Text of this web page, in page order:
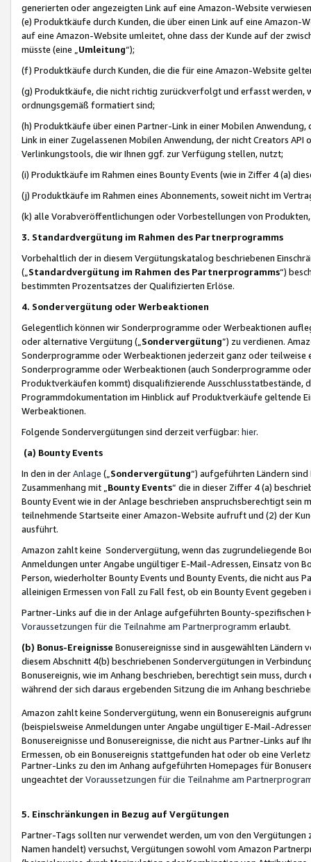
generierten oder angezeigten Link auf eine Amazon-Website
(e) Produktkäufe durch Kunden, die über einen Link auf eine
auf eine Amazon-Website umleitet, ohne dass der Kunde auf der
müsste (eine „ Umleitung“);
(f) Produktkäufe durch Kunden, die die für eine Amazon-Website
(g) Produktkäufe, die nicht richtig zurückverfolgt und erfasst werden,
ordnungsgemäß formatiert sind;
(h) Produktkäufe über einen Partner-Link in einer Mobilen
Link in einer Zugelassenen Mobilen Anwendung, der nicht Creators
Verlinkungstools, die wir Ihnen ggf. zur Verfügung stellen, nutzt;
(i) Produktkäufe im Rahmen eines Bounty Events (wie in Ziffer 4 (a)
(j) Produktkäufe im Rahmen eines Abonnements, soweit nicht im
(k) alle Vorabveröffentlichungen oder Vorbestellungen von
3. Standardvergütung im Rahmen des Partnerprogramms
Vorbehaltlich der in diesem Vergütungskatalog beschriebenen
(„ Standardvergütung im Rahmen des Partnerprogramms“)
bestimmten Prozentsatzes der Qualifizierten Erlöse.
4. Sondervergütung oder Werbeaktionen
Gelegentlich können wir Sonderprogramme oder Werbeaktionen
oder alternative Vergütung („ Sondervergütung”) zu verdienen.
Sonderprogramme oder Werbeaktionen jederzeit ganz oder
Sonderprogramme oder Werbeaktionen (auch Sonderprogramme
Produktverkäufen kommt) disqualifizierende Ausschlusstatbestände,
Programmdokumentation im Hinblick auf Produktverkäufe geltende
Werbeaktionen.
Folgende Sondervergütungen sind derzeit verfügbar: hier.
(a) Bounty Events
In den in derAnlage („ Sondervergütung“) aufgeführten Ländern
Zusammenhang mit „ Bounty Events“ die in dieser Ziffer 4 (a)
Bounty Event wie in der Anlage beschrieben anspruchsberechtigt sein
teilnehmende Startseite einer Amazon-Website aufruft und (2) der
ausführt.
Amazon zahlt keine Sondervergütung, wenn das zugrundeliegende
Anmeldungen unter Angabe ungültiger E-Mail-Adressen, Einsatz von
Person, wiederholter Bounty Events und Bounty Events, die nicht
alleinigen Ermessen von Fall zu Fall fest, ob ein Bounty Event
Partner-Links auf die in der Anlage aufgeführten Bounty-spezifischen
Voraussetzungen für die Teilnahme am Partnerprogramm erlaubt.
(b) Bonus-Ereignisse Bonusereignisse sind in ausgewählten Ländern
diesem Abschnitt 4(b) beschriebenen Sondervergütungen in
Bonusereignis, wie im Anhang beschrieben, berechtigt sein muss,
während der sich daraus ergebenden Sitzung die im Anhang
Amazon zahlt keine Sondervergütung, wenn ein Bonusereignis
(beispielsweise Anmeldungen unter Angabe ungültiger E-Mail-
Bonusereignisse und Bonusereignisse, die nicht aus Partner-Links auf
Ermessen, ob ein Bonusereignis stattgefunden hat oder ob eine
Partner-Links zu den im Anhang aufgeführten Homepages für
ungeachtet derVoraussetzungen für die Teilnahme am
5. Einschränkungen in Bezug auf Vergütungen
Partner-Tags sollten nur verwendet werden, um von den
Namen handelt) versuchst, Vergütungen sowohl vom Amazon